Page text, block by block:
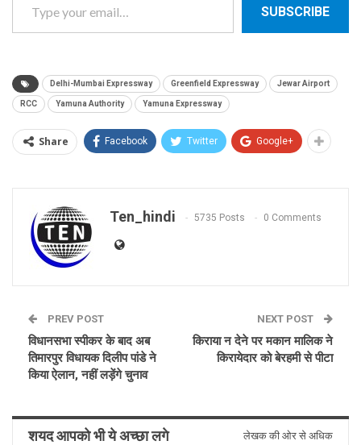
SUBSCRIBE
Delhi-Mumbai Expressway Greenfield Expressway Jewar Airport
RCC Yamuna Authority Yamuna Expressway
Share Facebook Twitter Google+
Ten_hindi 5735 Posts 0 Comments
PREV POST
विधानसभा स्पीकर के बाद अब
तिमारपुर विधायक दिलीप पांडे ने
किया ऐलान, नहीं लड़ेंगे चुनाव
NEXT POST
किराया न देने पर मकान मालिक ने
किरायेदार को बेरहमी से पीटा
शयद आपको भी ये अच्छा लगे लेखक की ओर से अधिक